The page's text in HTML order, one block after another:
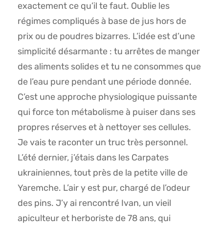
exactement ce qu’il te faut. Oublie les
régimes compliqués à base de jus hors de
prix ou de poudres bizarres. L’idée est d’une
simplicité désarmante : tu arrêtes de manger
des aliments solides et tu ne consommes que
de l’eau pure pendant une période donnée.
C’est une approche physiologique puissante
qui force ton métabolisme à puiser dans ses
propres réserves et à nettoyer ses cellules.
Je vais te raconter un truc très personnel.
L’été dernier, j’étais dans les Carpates
ukrainiennes, tout près de la petite ville de
Yaremche. L’air y est pur, chargé de l’odeur
des pins. J’y ai rencontré Ivan, un vieil
apiculteur et herboriste de 78 ans, qui